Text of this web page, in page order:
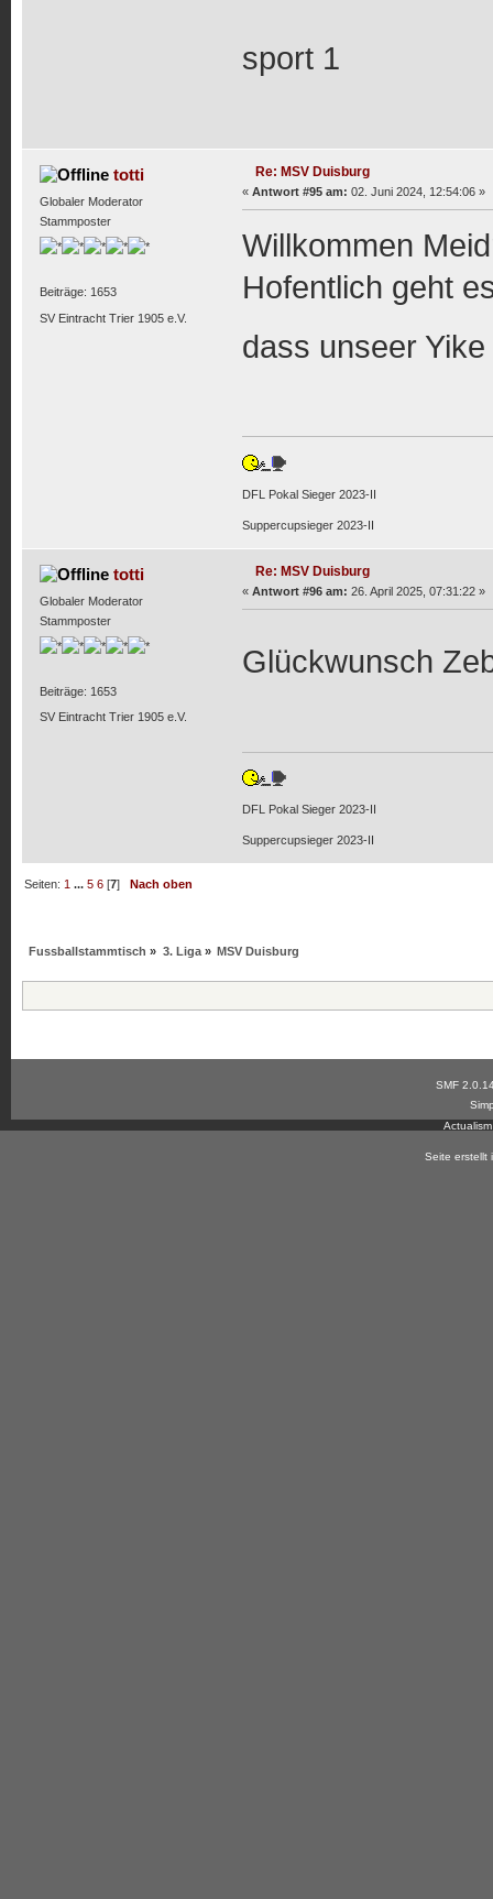
sport 1
totti
Globaler Moderator
Stammposter
Beiträge: 1653
SV Eintracht Trier 1905 e.V.
Re: MSV Duisburg
« Antwort #95 am: 02. Juni 2024, 12:54:06 »
Willkommen
Hofentlich geht
dass unseer
DFL Pokal Sieger 2023-II
Suppercupsieger 2023-II
totti
Globaler Moderator
Stammposter
Beiträge: 1653
SV Eintracht Trier 1905 e.V.
Re: MSV Duisburg
« Antwort #96 am: 26. April 2025, 07:31:22 »
Glückwunsch
DFL Pokal Sieger 2023-II
Suppercupsieger 2023-II
Seiten: 1 ...5 6 [7] Nach oben
Fussballstammtisch » 3. Liga» MSV Duisburg
SMF
Seite erstellt